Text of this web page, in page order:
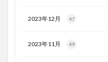
2023年12月 47
2023年11月 49